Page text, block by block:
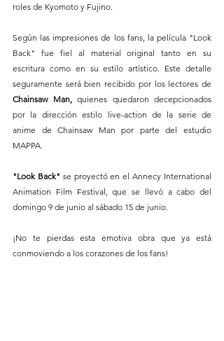
roles de Kyomoto y Fujino.
Según las impresiones de los fans, la película "Look
Back" fue fiel al material original tanto en su
escritura como en su estilo artístico. Este detalle
Chainsaw Man, quienes quedaron decepcionados
por la dirección estilo live-action de la serie de
anime de Chainsaw Man por parte del estudio
MAPPA.
"Look Back" se proyectó en el Annecy International
Animation Film Festival, que se llevó a cabo del
domingo 9 de junio al sábado 15 de junio.
¡No te pierdas esta emotiva obra que ya está
conmoviendo a los corazones de los fans!